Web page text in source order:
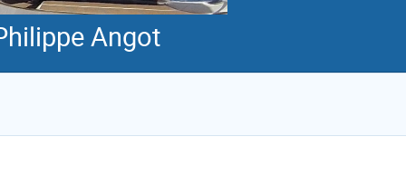
Angot